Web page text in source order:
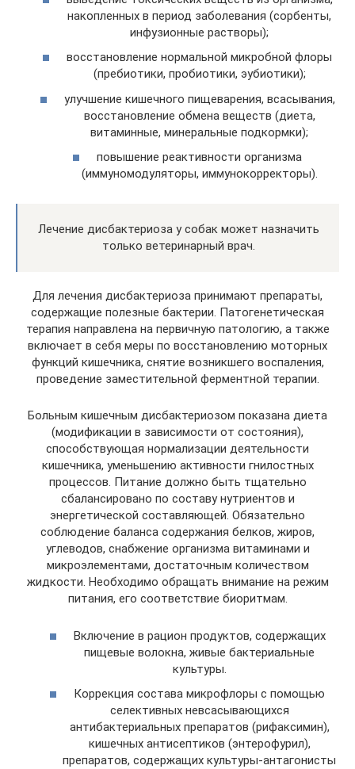
накопленных в период заболевания (сорбенты,
инфузионные растворы);
восстановление нормальной микробной флоры
(пребиотики, пробиотики, эубиотики);
улучшение кишечного пищеварения, всасывания,
восстановление обмена веществ (диета,
витаминные, минеральные подкормки);
повышение реактивности организма
(иммуномодуляторы, иммунокорректоры).
Лечение дисбактериоза у собак может назначить
только ветеринарный врач.
Для лечения дисбактериоза принимают препараты,
содержащие полезные бактерии. Патогенетическая
терапия направлена на первичную патологию, а также
включает в себя меры по восстановлению моторных
функций кишечника, снятие возникшего воспаления,
проведение заместительной ферментной терапии.
Больным кишечным дисбактериозом показана диета
(модификации в зависимости от состояния),
способствующая нормализации деятельности
кишечника, уменьшению активности гнилостных
процессов. Питание должно быть тщательно
сбалансировано по составу нутриентов и
энергетической составляющей. Обязательно
соблюдение баланса содержания белков, жиров,
углеводов, снабжение организма витаминами и
микроэлементами, достаточным количеством
жидкости. Необходимо обращать внимание на режим
питания, его соответствие биоритмам.
Включение в рацион продуктов, содержащих
пищевые волокна, живые бактериальные
культуры.
Коррекция состава микрофлоры с помощью
селективных невсасывающихся
антибактериальных препаратов (рифаксимин),
кишечных антисептиков (энтерофурил),
препаратов, содержащих культуры-антагонисты